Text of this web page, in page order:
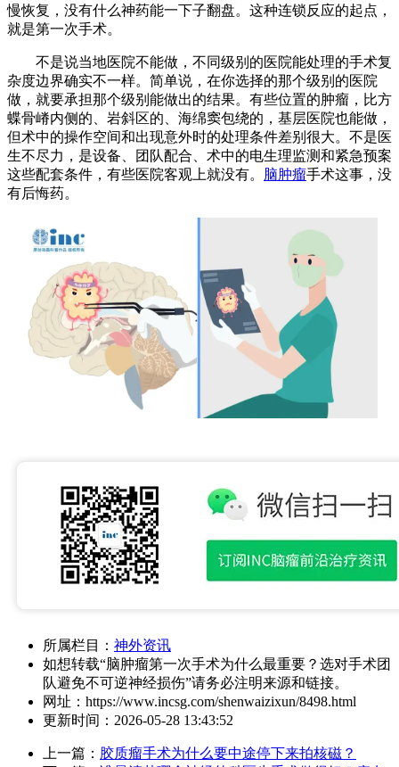
慢恢复，没有什么神药能一下子翻盘。这种连锁反应的起点，
就是第一次手术。
不是说当地医院不能做，不同级别的医院能处理的手术复
杂度边界确实不一样。简单说，在你选择的那个级别的医院
做，就要承担那个级别能做出的结果。有些位置的肿瘤，比方
蝶骨嵴内侧的、岩斜区的、海绵窦包绕的，基层医院也能做，
但术中的操作空间和出现意外时的处理条件差别很大。不是医
生不尽力，是设备、团队配合、术中的电生理监测和紧急预案
这些配套条件，有些医院客观上就没有。 脑肿瘤手术这事，没
有后悔药。
所属栏目： 神外资讯
如想转载“脑肿瘤第一次手术为什么最重要？选对手术团
队避免不可逆神经损伤”请务必注明来源和链接。
网址： https://www.incsg.com/shenwaizixun/8498.html
更新时间： 2026-05-28 13:43:52
上一篇： 胶质瘤手术为什么要中途停下来拍核磁？